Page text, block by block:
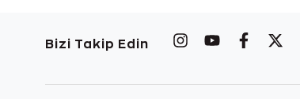
Bizi Takip Edin